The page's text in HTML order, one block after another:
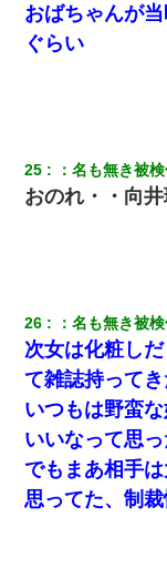
おばちゃんが
ぐらい
25 ：名も無き被
おのれ・・向井
26 ：名も無き被
次女は化粧し
て雑誌持って
いつもは野蛮
いいなって思っ
でもまあ相手
思ってた、制